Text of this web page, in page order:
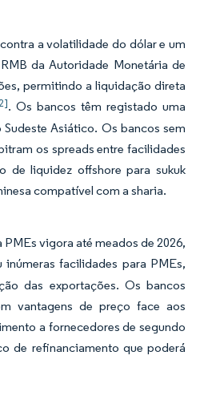
a volatilidade do dólar e um
da Autoridade Monetária de
permitindo a liquidação direta
. Os bancos têm registado uma
Asiático. Os bancos sem
os spreads entre facilidades
de liquidez offshore para sukuk
compatível com a sharia.
vigora até meados de 2026,
facilidades para PMEs,
das exportações. Os bancos
vantagens de preço face aos
a fornecedores de segundo
de refinanciamento que poderá